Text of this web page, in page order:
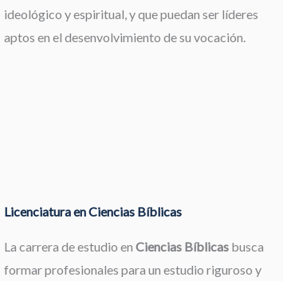
ideológico y espiritual, y que puedan ser líderes
aptos en el desenvolvimiento de su vocación.
Licenciatura en Ciencias Bíblicas
La carrera de estudio en Ciencias Bíblicasbusca
formar profesionales para un estudio riguroso y